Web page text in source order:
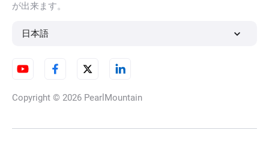
が出来ます。
日本語
Copyright © 2026 PearlMountain